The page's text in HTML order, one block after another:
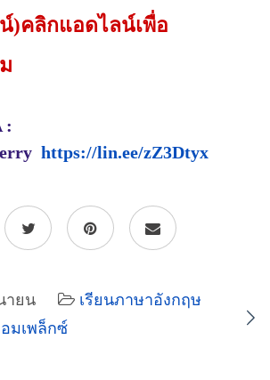
)คลิกแอดไลน์เพื่อ
:
https://lin.ee/zZ3Dtyx
ายน
เรียนภาษาอังกฤษ
มเพล็กซ์